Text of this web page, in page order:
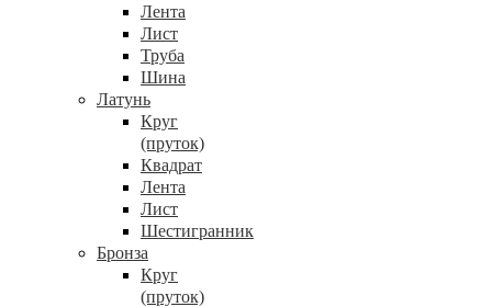
Лента
Лист
Труба
Шина
Латунь
Круг
(пруток)
Квадрат
Лента
Лист
Шестигранник
Бронза
Круг
(пруток)